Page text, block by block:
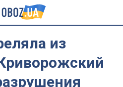
из